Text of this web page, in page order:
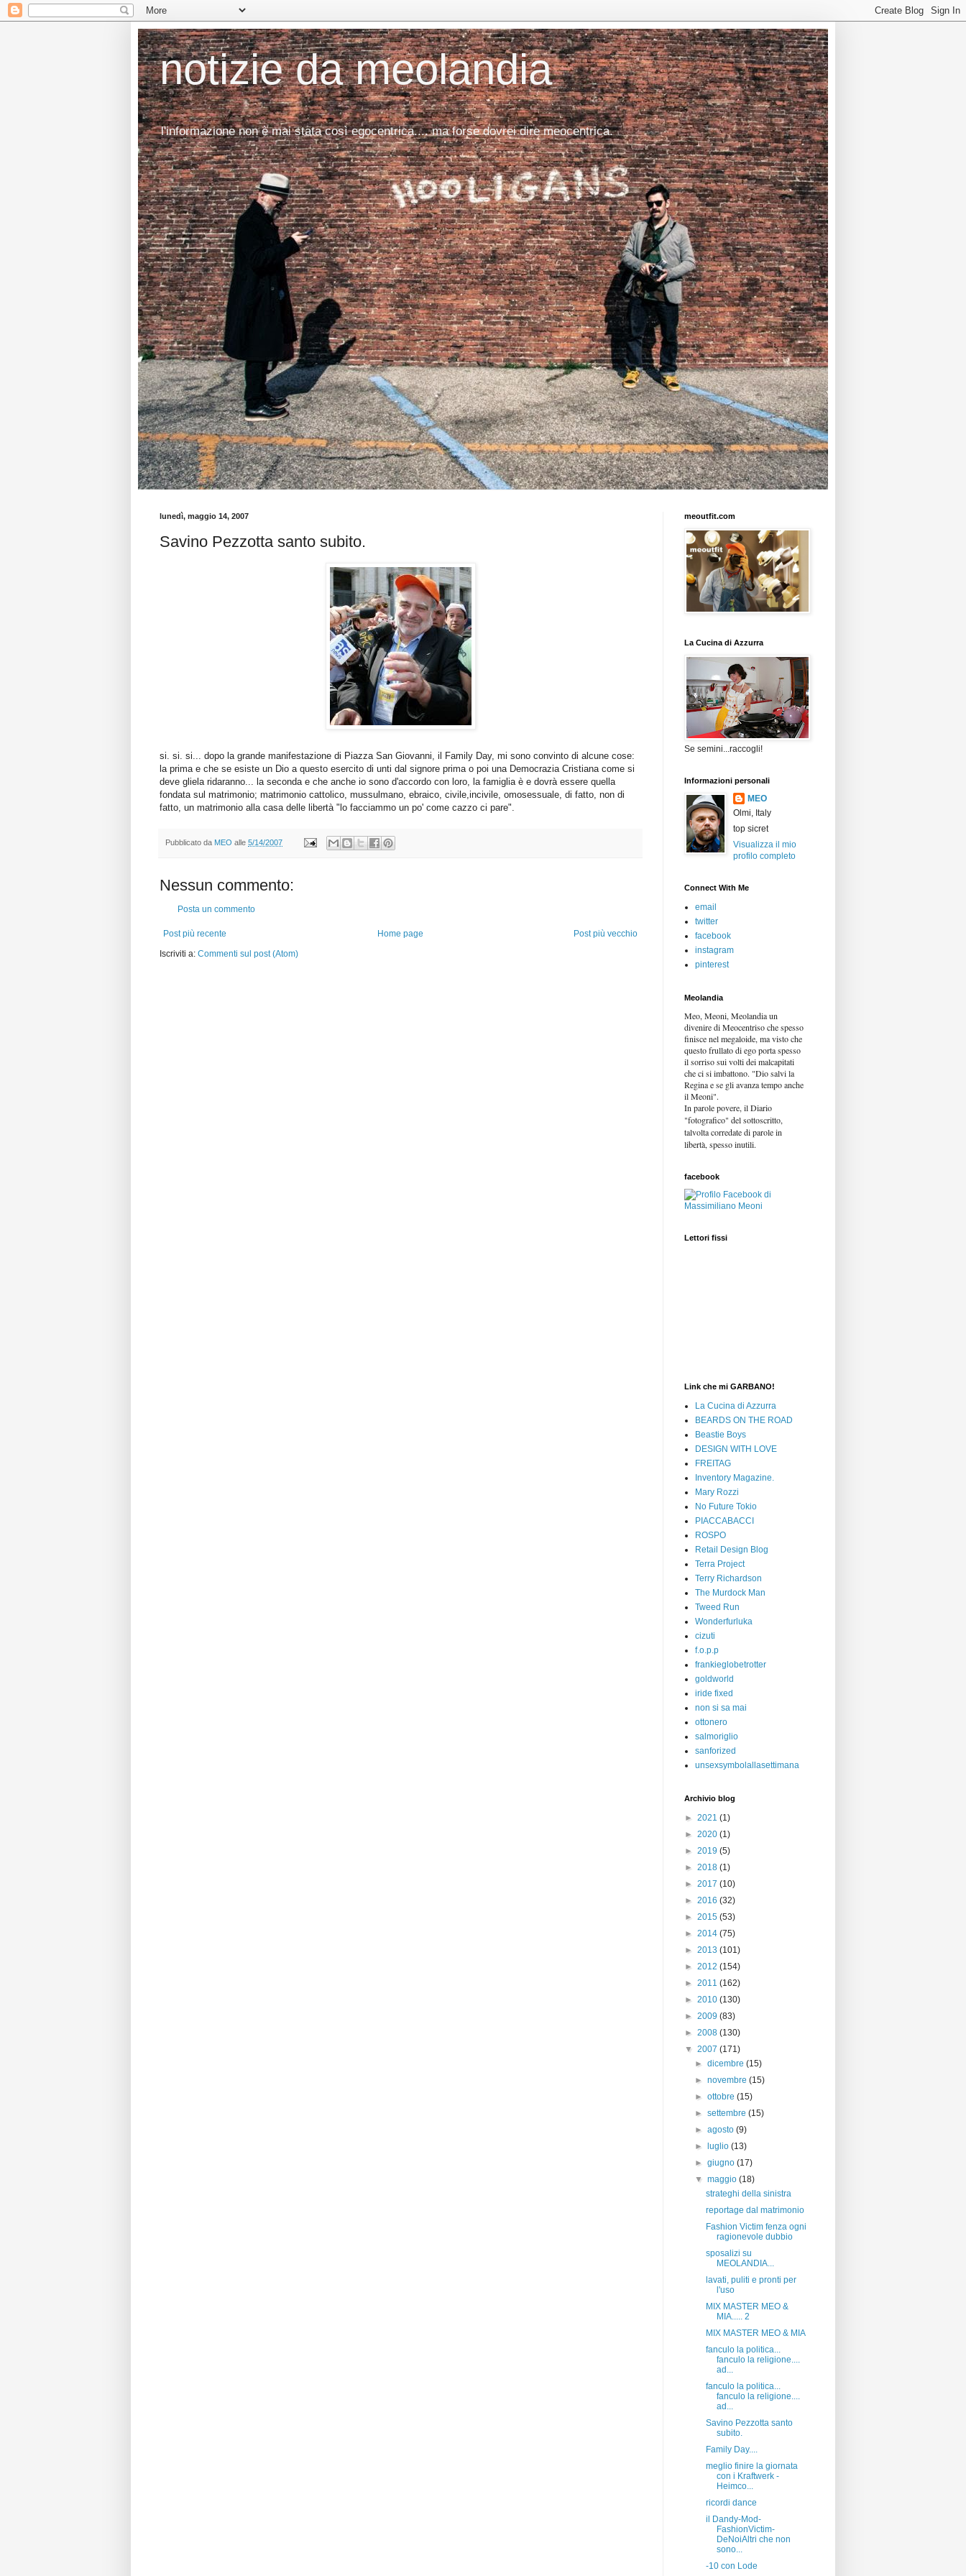
notizie da meolandia
l'informazione non è mai stata così egocentrica.... ma forse dovrei dire meocentrica.
lunedì, maggio 14, 2007
Savino Pezzotta santo subito.
si. si. si... dopo la grande manifestazione di Piazza San Giovanni, il Family Day, mi sono convinto di alcune cose:
la prima e che se esiste un Dio a questo esercito di unti dal signore prima o poi una Democrazia Cristiana come si
deve gliela ridaranno... la seconda e che anche io sono d'accordo con loro, la famiglia è e dovrà essere quella
fondata sul matrimonio; matrimonio cattolico, mussulmano, ebraico, civile,incivile, omosessuale, di fatto, non di
fatto, un matrimonio alla casa delle libertà "lo facciammo un po' come cazzo ci pare".
Pubblicato da MEO alle 5/14/2007
Nessun commento:
Posta un commento
Post più recente Post più vecchio
Home page
Iscriviti a: Commenti sul post (Atom)
meoutfit.com
La Cucina di Azzurra
Se semini...raccogli!
Informazioni personali
MEO
Olmi, Italy
top sicret
Visualizza il mio
profilo completo
Connect With Me
email
twitter
facebook
instagram
pinterest
Meolandia
Meo, Meoni, Meolandia un
divenire di Meocentriso che spesso
finisce nel megaloide, ma visto che
questo frullato di ego porta spesso
il sorriso sui volti dei malcapitati
che ci si imbattono. "Dio salvi la
Regina e se gli avanza tempo anche
il Meoni".
In parole povere, il Diario
"fotografico" del sottoscritto,
talvolta corredate di parole in
libertà, spesso inutili.
facebook
Lettori fissi
Link che mi GARBANO!
La Cucina di Azzurra
BEARDS ON THE ROAD
Beastie Boys
DESIGN WITH LOVE
FREITAG
Inventory Magazine.
Mary Rozzi
No Future Tokio
PIACCABACCI
ROSPO
Retail Design Blog
Terra Project
Terry Richardson
The Murdock Man
Tweed Run
Wonderfurluka
cizuti
f.o.p.p
frankieglobetrotter
goldworld
iride fixed
non si sa mai
ottonero
salmoriglio
sanforized
unsexsymbolallasettimana
Archivio blog
► 2021 (1)
► 2020 (1)
► 2019 (5)
► 2018 (1)
► 2017 (10)
► 2016 (32)
► 2015 (53)
► 2014 (75)
► 2013 (101)
► 2012 (154)
► 2011 (162)
► 2010 (130)
► 2009 (83)
► 2008 (130)
▼ 2007 (171)
►dicembre(15)
►novembre(15)
►ottobre(15)
►settembre(15)
►agosto(9)
►
luglio(13)
►giugno(17)
▼maggio(18)
strateghi della sinistra
reportage dal matrimonio
Fashion Victim fenza ogni
ragionevole dubbio
sposalizi su
MEOLANDIA...
lavati, puliti e pronti per
l'uso
MIX MASTER MEO &
MIA..... 2
MIX MASTER MEO & MIA
fanculo la politica...
fanculo la religione....
ad...
fanculo la politica...
fanculo la religione....
ad...
Savino Pezzotta santo
subito.
Family Day....
meglio finire la giornata
con i Kraftwerk -
Heimco...
ricordi dance
il Dandy-Mod-
FashionVictim-
DeNoiAltri che non
sono...
-10 con Lode